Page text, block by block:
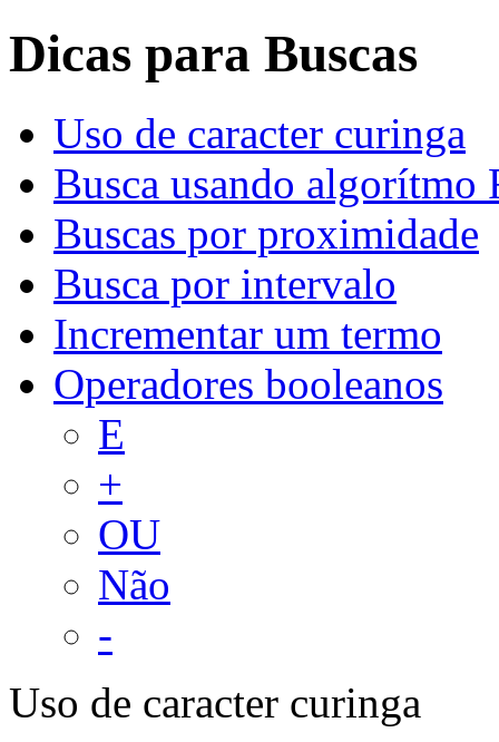
Dicas para Buscas
Uso de caracter curinga
Busca usando algorítmo
Buscas por proximidade
Busca por intervalo
Incrementar um termo
Operadores booleanos
E
+
OU
Não
-
Uso de caracter curinga